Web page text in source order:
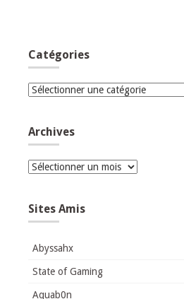
Catégories
Catégories
Archives
Archives
Sites Amis
Abyssahx
State of Gaming
Aquab0n